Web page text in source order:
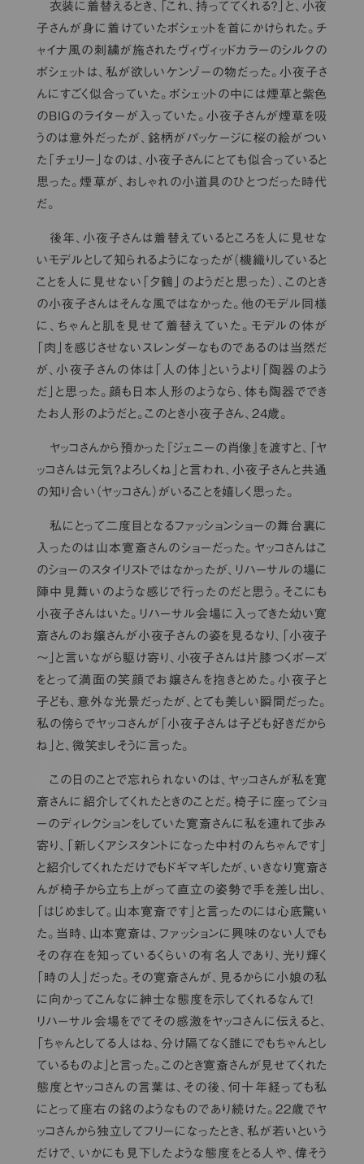
衣装に着替えるとき、「これ、持っててくれる？」と、小夜
子さんが身に着けていたポシェットを首にかけられた。チ
ャイナ風の刺繍が施されたヴィヴィッドカラーのシルクの
ポシェットは、私が欲しいケンゾーの物だった。小夜子さ
んにすごく似合っていた。ポシェットの中には煙草と紫色
のBIGのライターが入っていた。小夜子さんが煙草を吸
うのは意外だったが、銘柄がパッケージに桜の絵がつい
た「チェリー」なのは、小夜子さんにとても似合っていると
思った。煙草が、おしゃれの小道具のひとつだった時代
だ。
後年、小夜子さんは着替えているところを人に見せな
いモデルとして知られるようになったが（機織りしていると
ことを人に見せない「夕鶴」のようだと思った）、このとき
の小夜子さんはそんな風ではなかった。他のモデル同様
に、ちゃんと肌を見せて着替えていた。モデルの体が
「肉」を感じさせないスレンダーなものであるのは当然だ
が、小夜子さんの体は「人の体」というより「陶器のよう
だ」と思った。顔も日本人形のようなら、体も陶器ででき
たお人形のようだと。このとき小夜子さん、24歳。
ヤッコさんから預かった『ジェニーの肖像』を渡すと、「ヤ
ッコさんは元気？よろしくね」と言われ、小夜子さんと共通
の知り合い（ヤッコさん）がいることを嬉しく思った。
私にとって二度目となるファッションショーの舞台裏に
入ったのは山本寛斎さんのショーだった。ヤッコさんはこ
のショーのスタイリストではなかったが、リハーサルの場に
陣中見舞いのような感じで行ったのだと思う。そこにも
小夜子さんはいた。リハーサル会場に入ってきた幼い寛
斎さんのお嬢さんが小夜子さんの姿を見るなり、「小夜子
～」と言いながら駆け寄り、小夜子さんは片膝つくポーズ
をとって満面の笑顔でお嬢さんを抱きとめた。小夜子と
子ども、意外な光景だったが、とても美しい瞬間だった。
私の傍らでヤッコさんが「小夜子さんは子ども好きだから
ね」と、微笑ましそうに言った。
この日のことで忘れられないのは、ヤッコさんが私を寛
斎さんに紹介してくれたときのことだ。椅子に座ってショ
ーのディレクションをしていた寛斎さんに私を連れて歩み
寄り、「新しくアシスタントになった中村のんちゃんです」
と紹介してくれただけでもドギマギしたが、いきなり寛斎さ
んが椅子から立ち上がって直立の姿勢で手を差し出し、
「はじめまして。山本寛斎です」と言ったのには心底驚い
た。当時、山本寛斎は、ファッションに興味のない人でも
その存在を知っているくらいの有名人であり、光り輝く
「時の人」だった。その寛斎さんが、見るからに小娘の私
に向かってこんなに紳士な態度を示してくれるなんて！
リハーサル会場をでてその感激をヤッコさんに伝えると、
「ちゃんとしてる人はね、分け隔てなく誰にでもちゃんとし
ているものよ」と言った。このとき寛斎さんが見せてくれた
態度とヤッコさんの言葉は、その後、何十年経っても私
にとって座右の銘のようなものであり続けた。22歳でヤ
ッコさんから独立してフリーになったとき、私が若いという
だけで、いかにも見下したような態度をとる人や、偉そう